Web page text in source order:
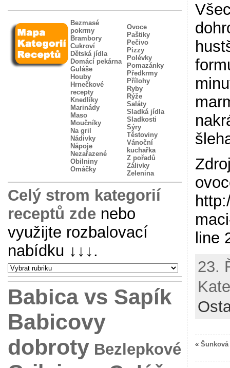
Bezmasé
pokrmy
Brambory
Cukroví
Dětská jídla
Domácí pekárna
Guláše
Houby
Hrnečkové
recepty
Knedlíky
Marinády
Maso
Moučníky
Na gril
Nádivky
Nápoje
Nezařazené
Obilniny
Omáčky
Ovoce
Paštiky
Pečivo
Pizzy
Polévky
Pomazánky
Předkrmy
Přílohy
Ryby
Rýže
Saláty
Sladká jídla
Sladkosti
Sýry
Těstoviny
Vánoční
kuchařka
Z pořadů
Zálivky
Zelenina
Celý strom kategorií
receptů zde nebo
využijte rozbalovací
nabídku ↓↓↓.
Babica vs Sapík
Babicovy
dobroty Bezlepkové
line
23.
«